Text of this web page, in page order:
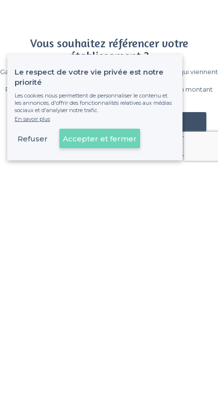
Vous souhaitez référencer votre
établissement ?
Gagnez de nombreux clients parmi le million de visiteurs qui viennent
Pas de commissions et sans engagement, vous payez un montant
fixe sans risque de voir déraper la facture.
Référencer mon établissement
Déjà client
Le respect de votre vie privée est notre
priorité
Les cookies nous permettent de personnaliser le contenu et
les annonces, d'offrir des fonctionnalités relatives aux médias
sociaux et d'analyser notre trafic.
En savoir plus
Refuser Accepter et fermer